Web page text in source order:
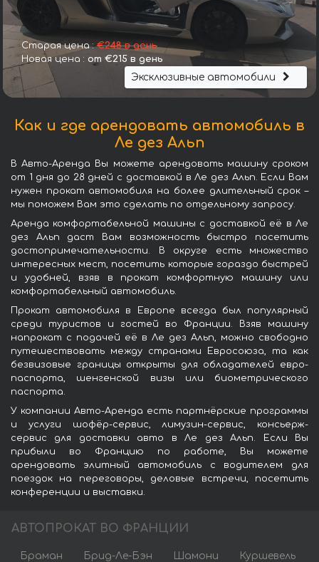
Старая цена :€248 в день
Новая цена : от €215 в день
Эксклюзивные автомобили
Как и где арендовать автомобиль в
Ле дез Альп
В Авто-Аренда Вы можете арендовать машину сроком
от 1 дня до 28 дней с доставкой в Ле дез Альп. Если Вам
нужен прокат автомобиля на более длительный срок –
мы поможем Вам это сделать по отдельному запросу.
Аренда комфортабельной машины с доставкой её в Ле
дез Альп даст Вам возможность быстро посетить
достопримечательности. В округе есть множество
интересных мест, посетить которые гораздо быстрей
и удобней, взяв в прокат комфортную машину или
комфортабельный автомобиль.
Прокат автомобиля в Европе всегда был популярный
среди туристов и гостей во Франции. Взяв машину
напрокат с подачей её в Ле дез Альп, можно свободно
путешествовать между странами Евросоюза, та как
безвизовые границы открыты для обладателей евро-
паспорта, шенгенской визы или биометрического
паспорта.
У компании Авто-Аренда есть партнёрские программы
и услуги шофёр-сервис, лимузин-сервис, консьерж-
сервис для доставки авто в Ле дез Альп. Если Вы
прибыли во Францию по работе, Вы можете
арендовать элитный автомобиль с водителем для
поездок на переговоры, деловые встречи, посетить
конференции и выставки.
АВТОПРОКАТ ВО ФРАНЦИИ
Браман Брид-Ле-Бэн Шамони Куршевель